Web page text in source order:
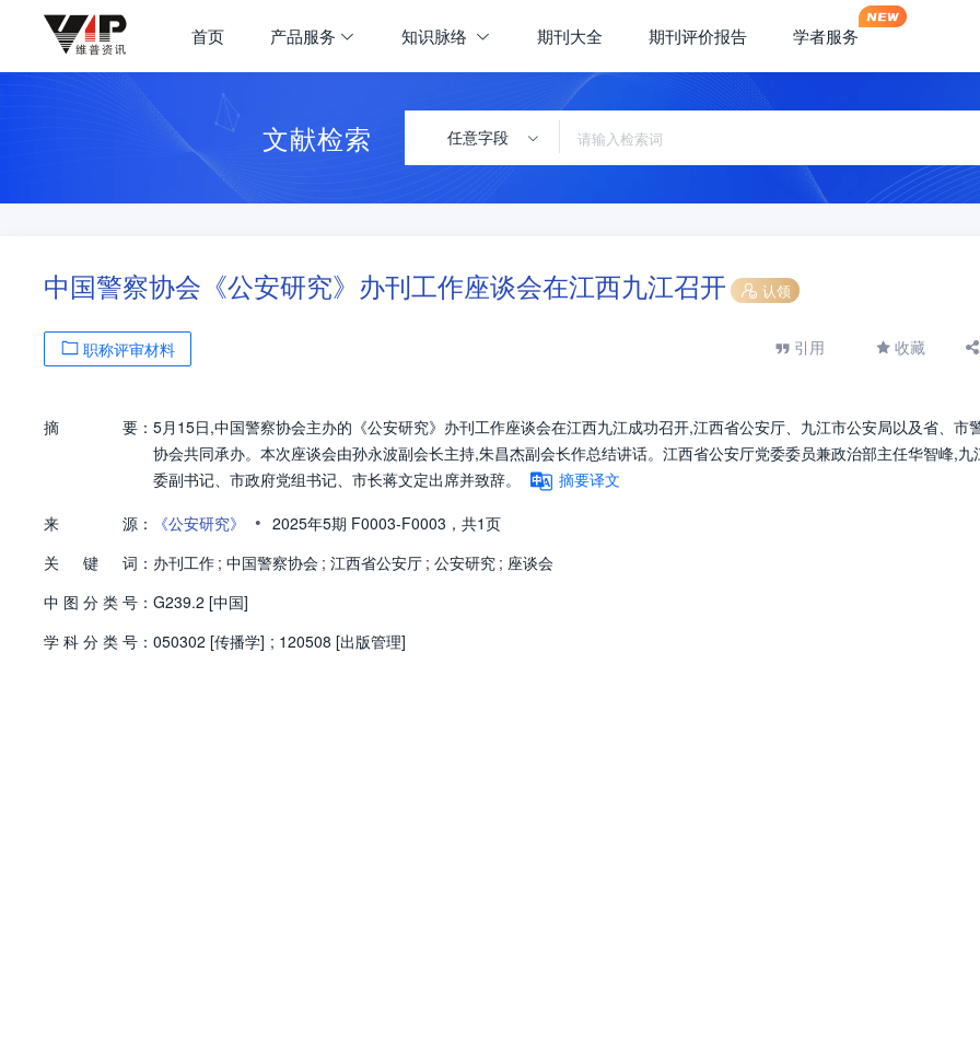
首页 产品服务 知识脉络 期刊大全 期刊评价报告 学者服务
文献检索 任意字段
中国警察协会《公安研究》办刊工作座谈会在江西九江召开 认领
职称评审材料 引用 收藏
摘 要： 5月15日,中国警察协会主办的《公安研究》办刊工作座谈会在江西九江成功召开,江西省公安厅、九江市公安局以及省、市
协会共同承办。本次座谈会由孙永波副会长主持,朱昌杰副会长作总结讲话。江西省公安厅党委委员兼政治部主任华智峰,九
委副书记、市政府党组书记、市长蒋文定出席并致辞。
摘要译文
来
源： 《公安研究》 • 2025年5期 F0003-F0003， 共1页
关
键 词： 办刊工作 ; 中国警察协会 ; 江西省公安厅 ; 公安研究 ; 座谈会
中 图 分 类 号： G239.2 [中国]
学 科 分 类 号： 050302 [传播学] ; 120508 [出版管理]